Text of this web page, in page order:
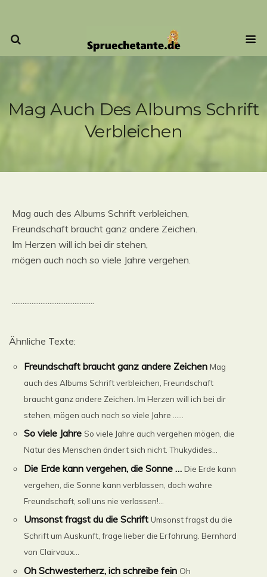
Mag Auch Des Albums Schrift
Verbleichen
Mag auch des Albums Schrift verbleichen,
Freundschaft braucht ganz andere Zeichen.
Im Herzen will ich bei dir stehen,
mögen auch noch so viele Jahre vergehen.
..............................................
Ähnliche Texte:
Freundschaft braucht ganz andere Zeichen Mag
auch des Albums Schrift verbleichen, Freundschaft
braucht ganz andere Zeichen. Im Herzen will ich bei dir
stehen, mögen auch noch so viele Jahre ......
So viele Jahre So viele Jahre auch vergehen mögen, die
Natur des Menschen ändert sich nicht. Thukydides...
Die Erde kann vergehen, die Sonne … Die Erde kann
vergehen, die Sonne kann verblassen, doch wahre
Freundschaft, soll uns nie verlassen!...
Umsonst fragst du die Schrift Umsonst fragst du die
Schrift um Auskunft, frage lieber die Erfahrung. Bernhard
von Clairvaux...
Oh Schwesterherz, ich schreibe fein Oh